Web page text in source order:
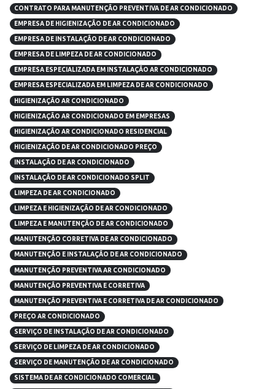
CONTRATO PARA MANUTENÇÃO PREVENTIVA DE AR CONDICIONADO
EMPRESA DE HIGIENIZAÇÃO DE AR CONDICIONADO
EMPRESA DE INSTALAÇÃO DE AR CONDICIONADO
EMPRESA DE LIMPEZA DE AR CONDICIONADO
EMPRESA ESPECIALIZADA EM INSTALAÇÃO AR CONDICIONADO
EMPRESA ESPECIALIZADA EM LIMPEZA DE AR CONDICIONADO
HIGIENIZAÇÃO AR CONDICIONADO
HIGIENIZAÇÃO AR CONDICIONADO EM EMPRESAS
HIGIENIZAÇÃO AR CONDICIONADO RESIDENCIAL
HIGIENIZAÇÃO DE AR CONDICIONADO PREÇO
INSTALAÇÃO DE AR CONDICIONADO
INSTALAÇÃO DE AR CONDICIONADO SPLIT
LIMPEZA DE AR CONDICIONADO
LIMPEZA E HIGIENIZAÇÃO DE AR CONDICIONADO
LIMPEZA E MANUTENÇÃO DE AR CONDICIONADO
MANUTENÇÃO CORRETIVA DE AR CONDICIONADO
MANUTENÇÃO E INSTALAÇÃO DE AR CONDICIONADO
MANUTENÇÃO PREVENTIVA AR CONDICIONADO
MANUTENÇÃO PREVENTIVA E CORRETIVA
MANUTENÇÃO PREVENTIVA E CORRETIVA DE AR CONDICIONADO
PREÇO AR CONDICIONADO
SERVIÇO DE INSTALAÇÃO DE AR CONDICIONADO
SERVIÇO DE LIMPEZA DE AR CONDICIONADO
SERVIÇO DE MANUTENÇÃO DE AR CONDICIONADO
SISTEMA DE AR CONDICIONADO COMERCIAL